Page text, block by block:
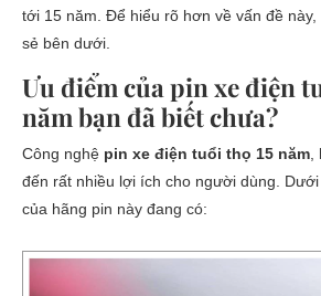
tới 15 năm. Để hiểu rõ hơn về vấn đề
sẻ bên dưới.
Ưu điểm của pin xe điện
năm bạn đã biết chưa?
Công nghệ pin xe điện tuổi thọ 15 năm
đến rất nhiều lợi ích cho người dùng.
của hãng pin này đang có: